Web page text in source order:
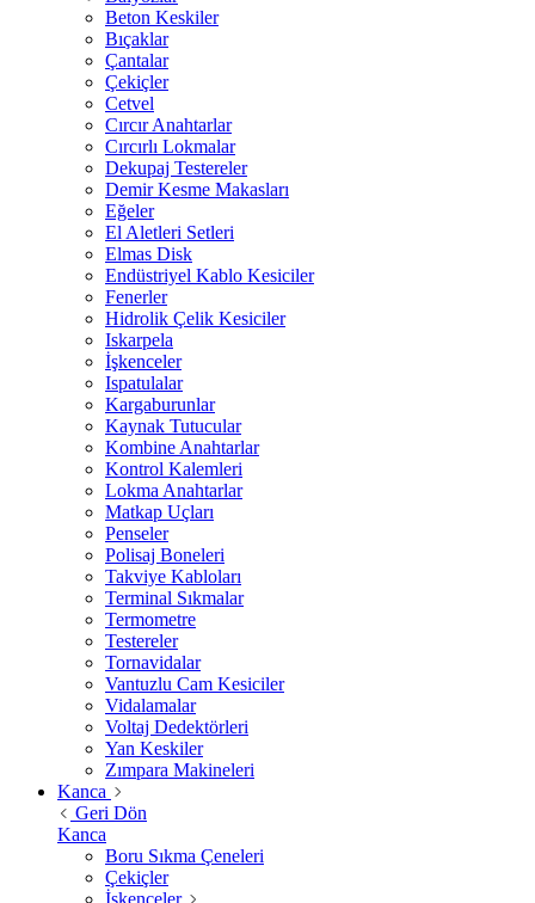
Beton Keskiler
Bıçaklar
Çantalar
Çekiçler
Cetvel
Cırcır Anahtarlar
Cırcırlı Lokmalar
Dekupaj Testereler
Demir Kesme Makasları
Eğeler
El Aletleri Setleri
Elmas Disk
Endüstriyel Kablo Kesiciler
Fenerler
Hidrolik Çelik Kesiciler
Iskarpela
İşkenceler
Ispatulalar
Kargaburunlar
Kaynak Tutucular
Kombine Anahtarlar
Kontrol Kalemleri
Lokma Anahtarlar
Matkap Uçları
Penseler
Polisaj Boneleri
Takviye Kabloları
Terminal Sıkmalar
Termometre
Testereler
Tornavidalar
Vantuzlu Cam Kesiciler
Vidalamalar
Voltaj Dedektörleri
Yan Keskiler
Zımpara Makineleri
Kanca
Geri Dön
Kanca
Boru Sıkma Çeneleri
Çekiçler
İşkenceler